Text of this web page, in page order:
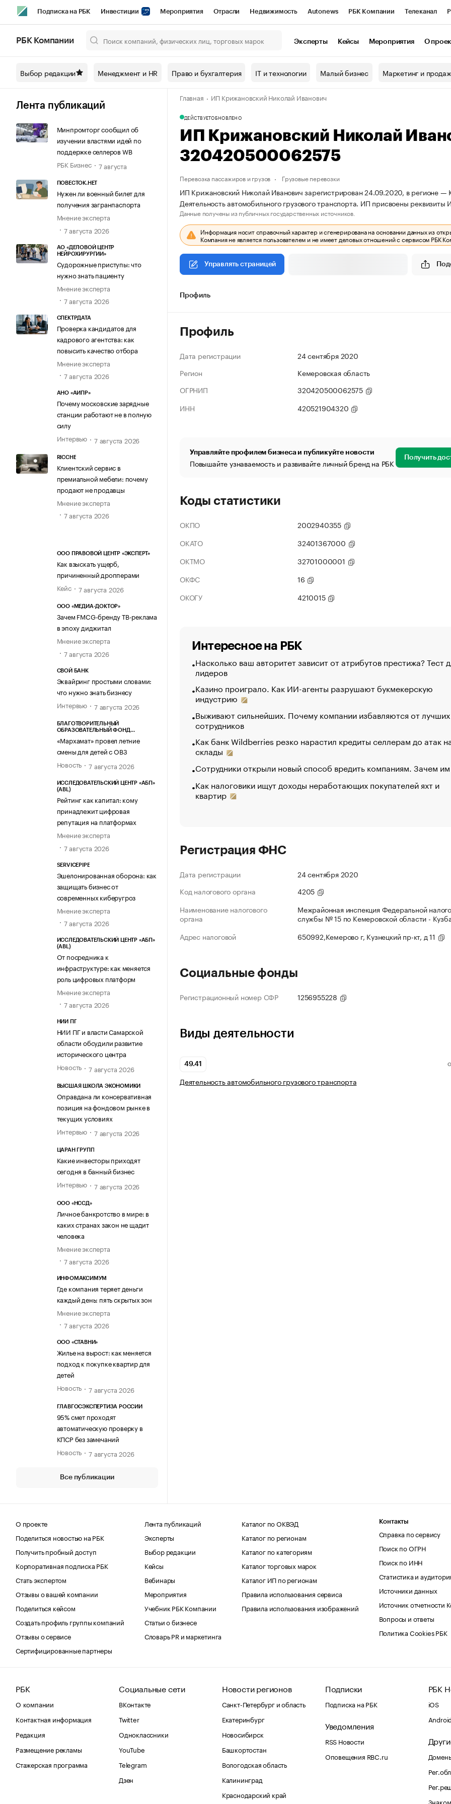
Подписка на РБК Инвестиции Мероприятия Отрасли Недвижимость Autonews РБК Компании Телеканал
Спецпроекты СПб Конференции СПб Спецпроекты Проверка контрагентов
Технологии и медиа Рынок наличной валюты
РБК Компании Эксперты Кейсы Мероприятия О
Выбор редакции Менеджмент и HR Право и бухгалтерия IT и технологии Малый бизнес Маркетинг и
Лента публикаций
Минпромторг сообщил об
изучении властями идей по
поддержке селлеров WB
РБК Бизнес
7 августа
ПОВЕСТОК.НЕТ
Нужен ли военный билет для
получения загранпаспорта
Мнение эксперта
7 августа 2026
АО «ДЕЛОВОЙ ЦЕНТР
НЕЙРОХИРУРГИИ»
Судорожные приступы: что
нужно знать пациенту
Мнение эксперта
7 августа 2026
СПЕКТРДАТА
Проверка кандидатов для
кадрового агентства: как
повысить качество отбора
Мнение эксперта
7 августа 2026
АНО «АИПР»
Почему московские зарядные
станции работают не в полную
силу
Интервью
7 августа 2026
RICCHE
Клиентский сервис в
премиальной мебели: почему
продают не продавцы
Мнение эксперта
7 августа 2026
ООО ПРАВОВОЙ ЦЕНТР «ЭКСПЕРТ»
Как взыскать ущерб,
причиненный дропперами
Кейс
7 августа 2026
ООО «МЕДИА-ДОКТОР»
Зачем FMCG-бренду ТВ-реклама
в эпоху диджитал
Мнение эксперта
7 августа 2026
СВОЙ БАНК
Эквайринг простыми словами:
что нужно знать бизнесу
Интервью
7 августа 2026
БЛАГОТВОРИТЕЛЬНЫЙ
ОБРАЗОВАТЕЛЬНЫЙ ФОНД
«Мархамат» провел летние
смены для детей с ОВЗ
Новость
7 августа 2026
ИССЛЕДОВАТЕЛЬСКИЙ ЦЕНТР «АБП»
(ABL)
Рейтинг как капитал: кому
принадлежит цифровая
репутация на платформах
Мнение эксперта
7 августа 2026
SERVICEPIPE
Эшелонированная оборона: как
защищать бизнес от
современных киберугроз
Мнение эксперта
7 августа 2026
ИССЛЕДОВАТЕЛЬСКИЙ ЦЕНТР «АБП»
(ABL)
От посредника к
инфраструктуре: как меняется
роль цифровых платформ
Мнение эксперта
7 августа 2026
НИИ ПГ
НИИ ПГ и власти Самарской
области обсудили развитие
исторического центра
Новость
7 августа 2026
ВЫСШАЯ ШКОЛА ЭКОНОМИКИ
Оправдана ли консервативная
позиция на фондовом рынке в
текущих условиях
Интервью
7 августа 2026
ЦАРАН ГРУПП
Какие инвесторы приходят
сегодня в банный бизнес
Интервью
7 августа 2026
ООО «НССД»
Личное банкротство в мире: в
каких странах закон не щадит
человека
Мнение эксперта
7 августа 2026
ИНФОМАКСИМУМ
Где компания теряет деньги
каждый день: пять скрытых зон
Мнение эксперта
7 августа 2026
ООО «СТАВНИ»
Жилье на вырост: как меняется
подход к покупке квартир для
детей
Новость
7 августа 2026
ГЛАВГОСЭКСПЕРТИЗА РОССИИ
95% смет проходят
автоматическую проверку в
КПСР без замечаний
Новость
7 августа 2026
Все публикации
Главная ИП Крижановский Николай Иванович
ДЕЙСТВУЕТОБНОВЛЕНО
ИП Крижановский Николай
320420500062575
Перевозка пассажиров и грузов Грузовые перевозки
ИП Крижановский Николай Иванович зарегистрирован 24.09.2020, в регионе —
Деятельность автомобильного грузового транспорта. ИП присвоены
Данные получены из публичных государственных источников.
Информация носит справочный характер и сгенерирована на основании данных из
Компания не является пользователем и не имеет деловых отношений с сервисом РБК
Управлять страницей
Профиль
Профиль
Дата регистрации
24 сентября 2020
Регион
Кемеровская область
ОГРНИП
320420500062575
ИНН
420521904320
Управляйте профилем бизнеса и публикуйте новости
Повышайте узнаваемость и развивайте личный бренд на РБК Получить
Коды статистики
ОКПО
2002940355
ОКАТО
32401367000
ОКТМО
32701000001
ОКФС
16
ОКОГУ
4210015
Интересное на РБК
Насколько ваш авторитет зависит от атрибутов престижа? Тест
лидеров
Казино проиграло. Как ИИ-агенты разрушают букмекерскую
индустрию
Выживают сильнейших. Почему компании избавляются от лучших
сотрудников
Как банк Wildberries резко нарастил кредиты селлерам до атак
склады
Сотрудники открыли новый способ вредить компаниям. Зачем
Как налоговики ищут доходы неработающих покупателей яхт и
квартир
Регистрация ФНС
Дата регистрации
24 сентября 2020
Код налогового органа
4205
Наименование налогового
органа
Межрайонная инспекция Федеральной
службы № 15 по Кемеровской области -
Адрес налоговой
650992,Кемерово г, Кузнецкий пр-кт, д 11
Социальные фонды
Регистрационный номер СФР 1256955228
Виды деятельности
49.41
Деятельность автомобильного грузового транспорта
О проекте
Поделиться новостью на РБК
Получить пробный доступ
Корпоративная подписка РБК
Стать экспертом
Отзывы о вашей компании
Поделиться кейсом
Создать профиль группы компаний
Отзывы о сервисе
Сертифицированные партнеры
Лента публикаций
Эксперты
Выбор редакции
Кейсы
Вебинары
Мероприятия
Учебник РБК Компании
Статьи о бизнесе
Словарь PR и маркетинга
Каталог по ОКВЭД
Каталог по регионам
Каталог по категориям
Каталог торговых марок
Каталог ИП по регионам
Правила использования сервиса
Правила использования изображений
Контакты
Справка по сервису
Поиск по ОГРН
Поиск по ИНН
Статистика и
Источники данных
Источник отчетности
Вопросы и ответы
Политика Cookies РБК
РБК
О компании
Контактная информация
Редакция
Размещение рекламы
Стажерская программа
Социальные сети
ВКонтакте
Twitter
Одноклассники
YouTube
Telegram
Дзен
Новости регионов
Санкт-Петербург и область
Екатеринбург
Новосибирск
Башкортостан
Вологодская область
Калининград
Краснодарский край
Подписки
Подписка на РБК
Уведомления
RSS Новости
Оповещения RBC.ru
РБК
iOS